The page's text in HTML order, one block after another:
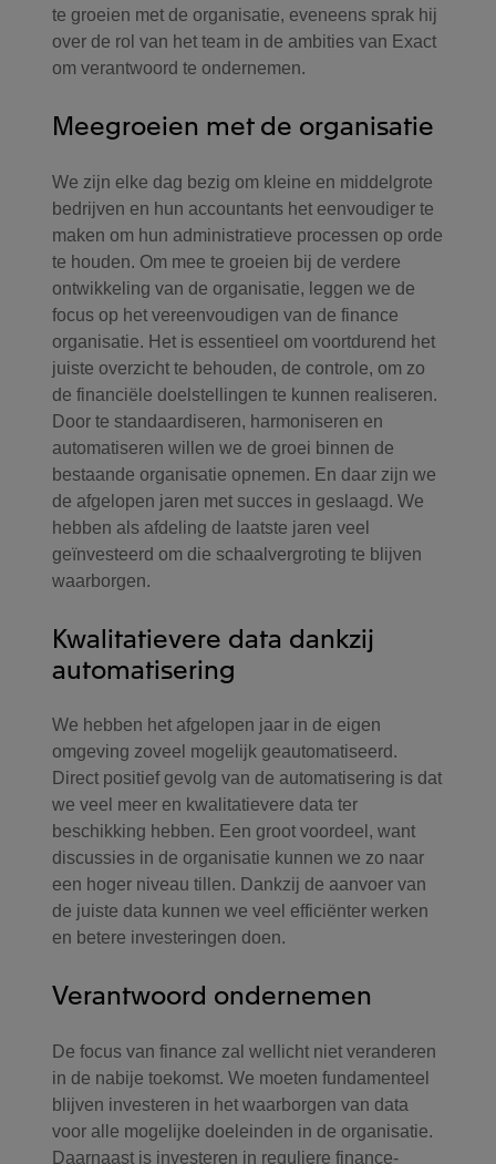
te groeien met de organisatie, eveneens sprak hij
over de rol van het team in de ambities van Exact
om verantwoord te ondernemen.
Meegroeien met de organisatie
We zijn elke dag bezig om kleine en middelgrote
bedrijven en hun accountants het eenvoudiger te
maken om hun administratieve processen op orde
te houden. Om mee te groeien bij de verdere
ontwikkeling van de organisatie, leggen we de
focus op het vereenvoudigen van de finance
organisatie. Het is essentieel om voortdurend het
juiste overzicht te behouden, de controle, om zo
de financiële doelstellingen te kunnen realiseren.
Door te standaardiseren, harmoniseren en
automatiseren willen we de groei binnen de
bestaande organisatie opnemen. En daar zijn we
de afgelopen jaren met succes in geslaagd. We
hebben als afdeling de laatste jaren veel
geïnvesteerd om die schaalvergroting te blijven
waarborgen.
Kwalitatievere data dankzij
automatisering
We hebben het afgelopen jaar in de eigen
omgeving zoveel mogelijk geautomatiseerd.
Direct positief gevolg van de automatisering is dat
we veel meer en kwalitatievere data ter
beschikking hebben. Een groot voordeel, want
discussies in de organisatie kunnen we zo naar
een hoger niveau tillen. Dankzij de aanvoer van
de juiste data kunnen we veel efficiënter werken
en betere investeringen doen.
Verantwoord ondernemen
De focus van finance zal wellicht niet veranderen
in de nabije toekomst. We moeten fundamenteel
blijven investeren in het waarborgen van data
voor alle mogelijke doeleinden in de organisatie.
Daarnaast is investeren in reguliere finance-